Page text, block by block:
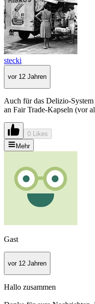
stecki
vor 12 Jahren
Auch für das Delizio-
an Fair Trade-Kapseln (vor
0 Likes
Mehr
Gast
vor 12 Jahren
Hallo zusammen